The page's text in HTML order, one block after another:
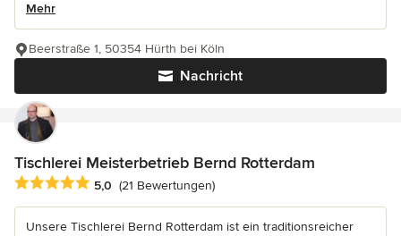
Mehr
Nachricht
Beerstraße 1, 50354 Hürth bei Köln
Tischlerei Meisterbetrieb Bernd Rotterdam
Durchschnittliche Bewertung: 5 von 5 Sternen
5,0 (21 Bewertungen)
Unsere Tischlerei Bernd Rotterdam ist ein traditionsreicher